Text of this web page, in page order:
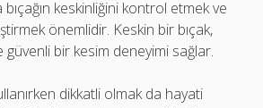
bıçağın keskinliğini kontrol etmek ve
önemlidir. Keskin bir bıçak,
bir kesim deneyimi sağlar.
dikkatli olmak da hayati